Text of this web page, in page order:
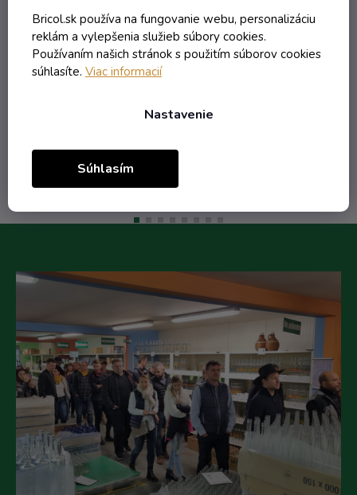
Bricol.sk používa na fungovanie webu, personalizáciu
reklám a vylepšenia služieb súbory cookies.
Používaním našich stránok s použitím súborov cookies
súhlasíte. Viac informacií
Nastavenie
Súhlasím
Skladom
1,08 € vrátane DPH
0,88 €